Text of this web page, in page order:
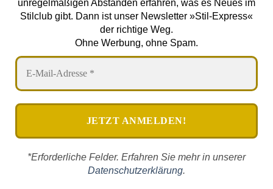
unregelmäßigen Abständen erfahren, was es Neues im
Stilclub gibt. Dann ist unser Newsletter »Stil-Express«
der richtige Weg.
Ohne Werbung, ohne Spam.
*Erforderliche Felder. Erfahren Sie mehr in unserer
Datenschutzerklärung.